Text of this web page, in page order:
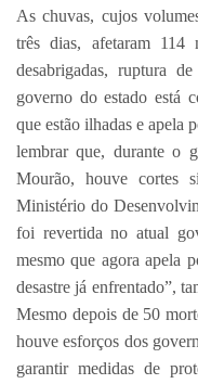
As chuvas, cujos
três dias, afetaram 114
desabrigadas, ruptura
governo do estado está
que estão ilhadas e apela
lembrar que, durante o
Mourão, houve cortes
Ministério do
foi revertida no atual
mesmo que agora apela
desastre já enfrentado”,
Mesmo depois de 50
houve esforços dos
garantir medidas de